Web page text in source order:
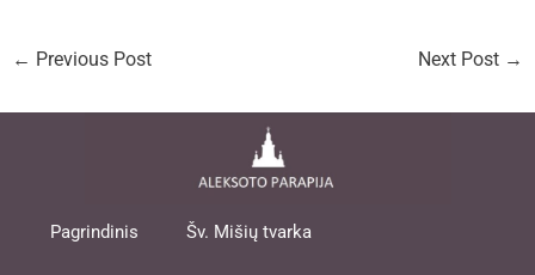
← Previous Post Next Post →
Pagrindinis Šv. Mišių tvarka